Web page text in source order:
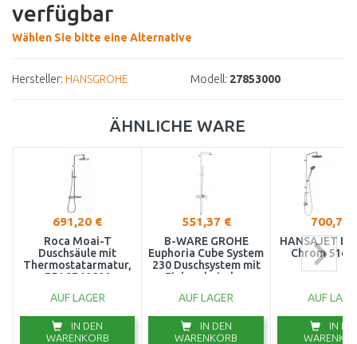
verfügbar
Wählen Sie bitte eine Alternative
Hersteller: HANSGROHE Modell: 27853000
ÄHNLICHE WARE
691,20 €
Roca Moai-T
Duschsäule mit
Thermostatarmatur,
75A9746C00
AUF LAGER
IN DEN
WARENKORB
551,37 €
B-WARE GROHE
Euphoria Cube System
230 Duschsystem mit
Einhandmischer
AUF LAGER
IN DEN
WARENKORB
700,79
HANSAJET
Chrom
AUF
IN